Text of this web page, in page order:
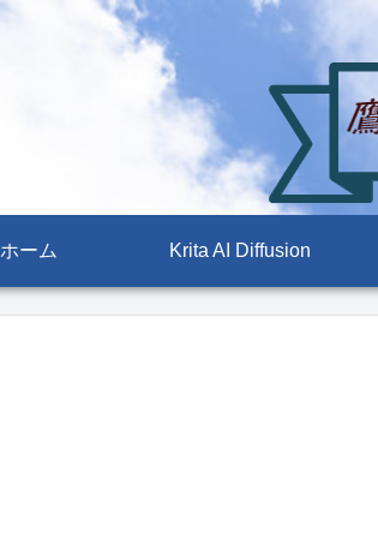
ホーム Krita AI Diffusion